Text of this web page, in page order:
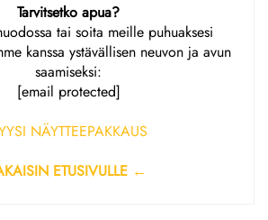
Tarvitsetko apua?
tai soita meille puhuaksesi
kanssa ystävällisen neuvon ja avun
saamiseksi:
[email protected]
NÄYTTEEPAKKAUS
ETUSIVULLE ←